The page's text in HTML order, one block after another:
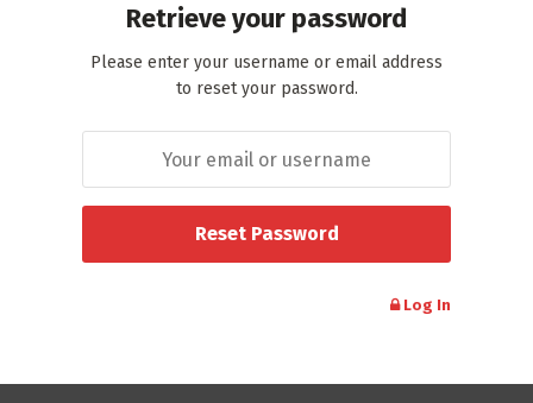
Retrieve your password
Please enter your username or email address
to reset your password.
Log In